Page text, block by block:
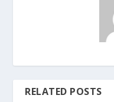
RELATED POSTS